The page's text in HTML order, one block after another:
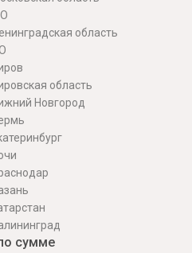
область
область
Новгород
сумме